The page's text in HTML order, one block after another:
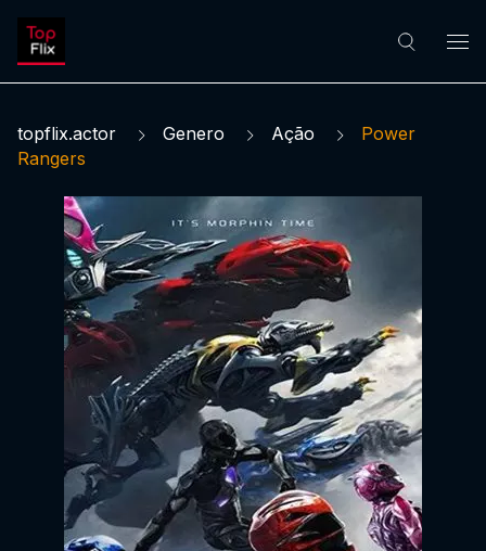
topflix.actor Genero Ação
Power
Rangers